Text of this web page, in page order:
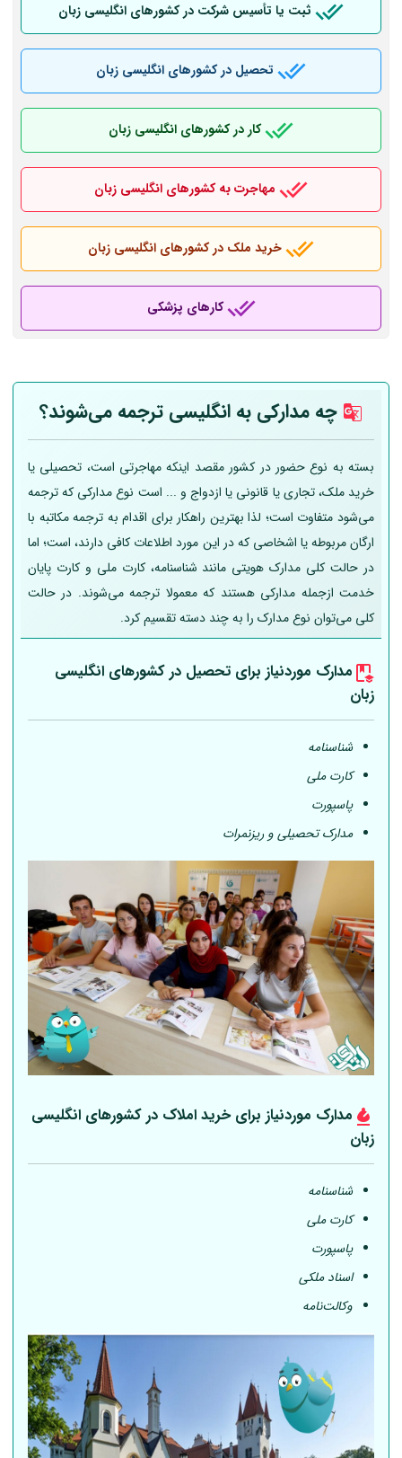
ثبت یا تأسیس شرکت در کشورهای انگلیسی زبان
تحصیل در کشورهای انگلیسی زبان
کار در کشورهای انگلیسی زبان
مهاجرت به کشورهای انگلیسی زبان
خرید ملک در کشورهای انگلیسی زبان
کارهای پزشکی
چه مدارکی به انگلیسی ترجمه می‌شوند؟
بسته به نوع حضور در کشور مقصد اینکه مهاجرتی است، تحصیلی یا
خرید ملک، تجاری یا قانونی یا ازدواج و ... است نوع مدارکی که ترجمه
می‌شود متفاوت است؛ لذا بهترین راهکار برای اقدام به ترجمه مکاتبه با
ارگان مربوطه یا اشخاصی که در این مورد اطلاعات کافی دارند، است؛ اما
در حالت کلی مدارک هویتی مانند شناسنامه، کارت ملی و کارت پایان
خدمت ازجمله مدارکی هستند که معمولا ترجمه می‌شوند. در حالت
کلی می‌توان نوع مدارک را به چند دسته تقسیم کرد.
مدارک موردنیاز برای تحصیل در کشورهای انگلیسی
زبان
شناسنامه
کارت ملی
پاسپورت
مدارک تحصیلی و ریزنمرات
مدارک موردنیاز برای خرید املاک در کشورهای انگلیسی
زبان
شناسنامه
کارت ملی
پاسپورت
اسناد ملکی
وکالت‌نامه